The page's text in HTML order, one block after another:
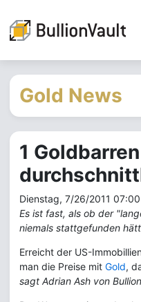
Gold News
1
Dienstag, 7/26/2011 07:00
Es ist fast, als ob der
niemals stattgefunden
Erreicht der US-
man die Preise mit Gold,
sagt Adrian Ash von